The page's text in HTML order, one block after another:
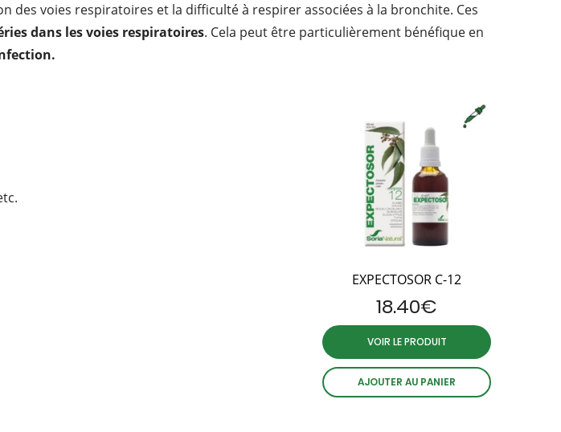
des voies respiratoires et la difficulté à respirer associées à la bronchite. Ces
dans les voies respiratoires. Cela peut être particulièrement bénéfique en
EXPECTOSOR C-12
18.40€
VOIR LE PRODUIT
AJOUTER AU PANIER